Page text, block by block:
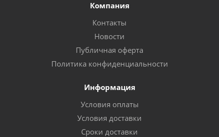
Компания
Контакты
Новости
Публичная оферта
Политика конфиденциальности
Информация
Условия оплаты
Условия доставки
Сроки доставки